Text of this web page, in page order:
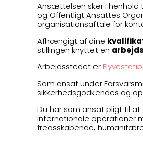
Ansættelsen sker i henhold
og Offentligt Ansattes
organisationsaftale for
Afhængigt af dine
stillingen knyttet en
Arbejdsstedet er
Som ansat under
sikkerhedsgodkendes og
Du har som ansat pligt til
internationale operationer
fredsskabende,